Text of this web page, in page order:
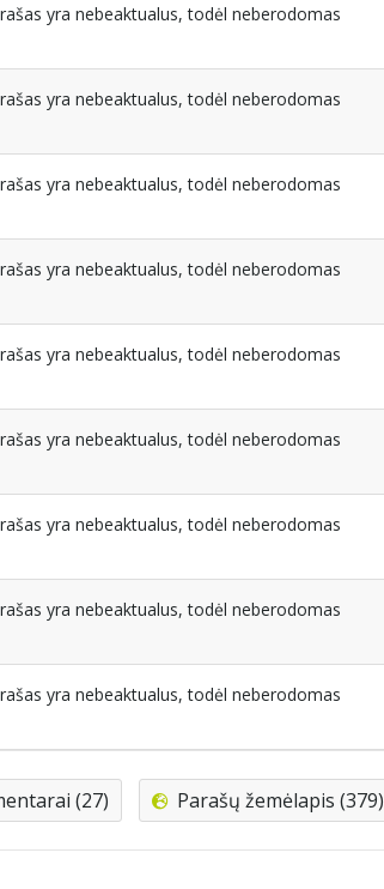
yra nebeaktualus, todėl neberodomas
yra nebeaktualus, todėl neberodomas
yra nebeaktualus, todėl neberodomas
yra nebeaktualus, todėl neberodomas
yra nebeaktualus, todėl neberodomas
yra nebeaktualus, todėl neberodomas
yra nebeaktualus, todėl neberodomas
yra nebeaktualus, todėl neberodomas
yra nebeaktualus, todėl neberodomas
(27) Parašų žemėlapis (379)